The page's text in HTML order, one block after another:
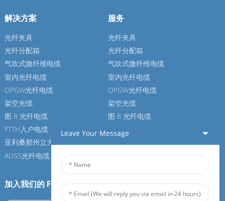
解决方案
光纤夹具
光纤分配箱
气吹式微纤维电缆
室内光纤电缆
OPGW光纤电缆
架空光缆
图 8 光纤电缆
FTTH入户电缆
亚利桑那州立大学光纤电缆
ADSS光纤电缆
服务
光纤夹具
光纤分配箱
气吹式微纤维电缆
室内光纤电缆
OPGW光纤电缆
架空光缆
图 8 光纤电缆
ADSS光纤电缆
加入我们的 Feiboer
Leave Your Message